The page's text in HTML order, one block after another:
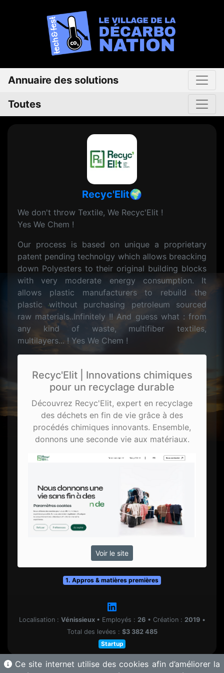
Annuaire des solutions
Toutes
Recyc'Elit🌍
We don't throw Textile, We Recyc'Elit !
Yes We Chem !
Our process is based on unique a proprietary
patent pending technolgy which allows breacking
down Polyesters to their original building blocks
with very moderate energy consumption. It
allows plastic manufacturers to rebuild the
plastic without purchasing petroleum sourced
raw materials..Infinitely !! And guess what : from
any kind of waste, multifiber textiles,
multilayers... ! Yes We Chem !
Recyc'Elit | Innovations chimiques
pour un recyclage durable
Découvrez Recyc'Elit, expert en recyclage
des déchets en fin de vie grâce à des
procédés chimiques innovants. Ensemble,
donnons une seconde vie aux matériaux.
Voir le site
1. Appros & matières premières
Localisation : Vénissieux • Employés : 26 • Création : 2019 •
Total des levées : $3 382 485
Startup
Ce site internet utilise des cookies afin d’améliorer la